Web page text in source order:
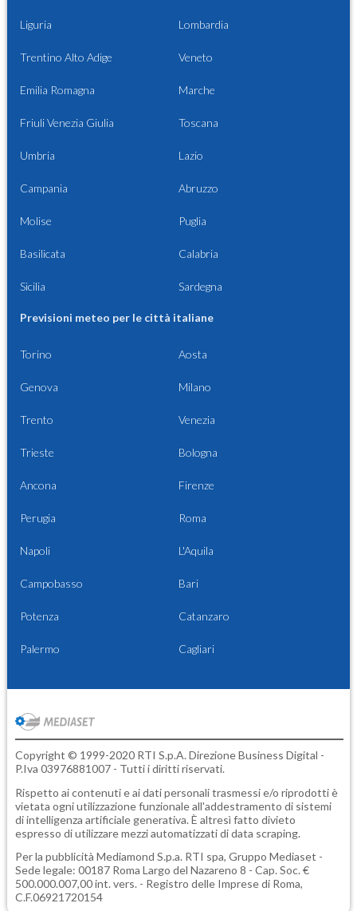
Liguria Lombardia
Trentino Alto Adige Veneto
Emilia Romagna Marche
Friuli Venezia Giulia Toscana
Umbria Lazio
Campania Abruzzo
Molise Puglia
Basilicata Calabria
Sicilia Sardegna
Previsioni meteo per le città italiane
Torino Aosta
Genova Milano
Trento Venezia
Trieste Bologna
Ancona Firenze
Perugia Roma
Napoli L'Aquila
Campobasso Bari
Potenza Catanzaro
Palermo Cagliari
Copyright © 1999-2020 RTI S.p.A. Direzione Business Digital -
P.Iva 03976881007 - Tutti i diritti riservati.
Rispetto ai contenuti e ai dati personali trasmessi e/o riprodotti è
vietata ogni utilizzazione funzionale all'addestramento di sistemi
di intelligenza artificiale generativa. È altresì fatto divieto
espresso di utilizzare mezzi automatizzati di data scraping.
Per la pubblicità Mediamond S.p.a. RTI spa, Gruppo Mediaset -
Sede legale: 00187 Roma Largo del Nazareno 8 - Cap. Soc. €
500.000.007,00 int. vers. - Registro delle Imprese di Roma,
C.F.06921720154